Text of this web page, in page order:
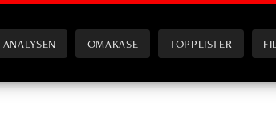
ANALYSEN OMAKASE TOPPLISTER